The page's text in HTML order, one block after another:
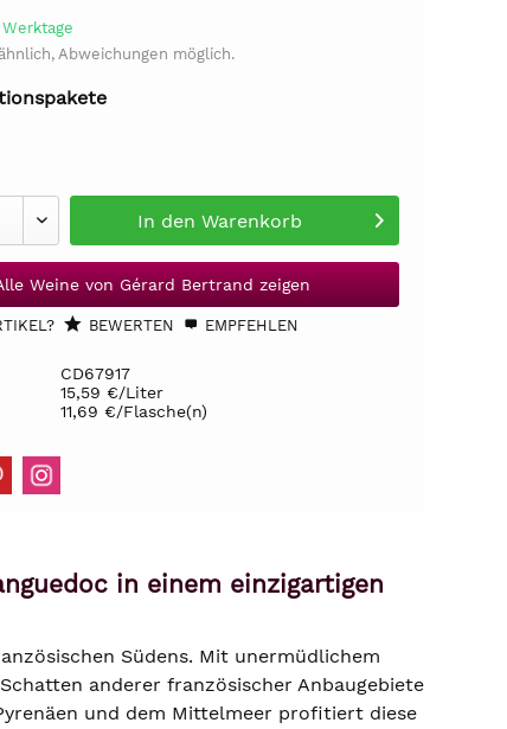
Abweichungen möglich.
In den Warenkorb
Weine von Gérard Bertrand zeigen
BEWERTEN EMPFEHLEN
CD67917
15,59 €/Liter
11,69 €/Flasche(n)
in einem einzigartigen
Südens. Mit unermüdlichem
anderer französischer Anbaugebiete
und dem Mittelmeer profitiert diese